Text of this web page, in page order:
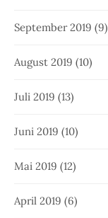
September 2019 (9)
August 2019 (10)
Juli 2019 (13)
Juni 2019 (10)
Mai 2019 (12)
April 2019 (6)